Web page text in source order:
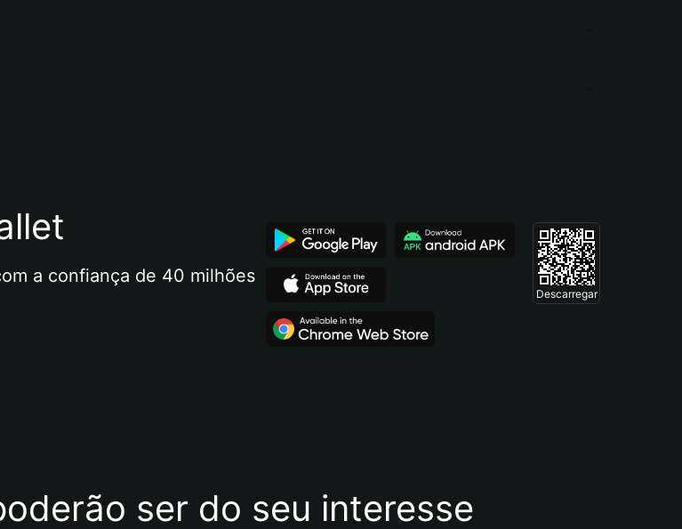
a confiança de 40 milhões
Descarregar
ser do seu interesse